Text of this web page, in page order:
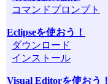
コマンドプロンプト
Eclipseを使おう！
ダウンロード
インストール
Visual Editorを使おう！